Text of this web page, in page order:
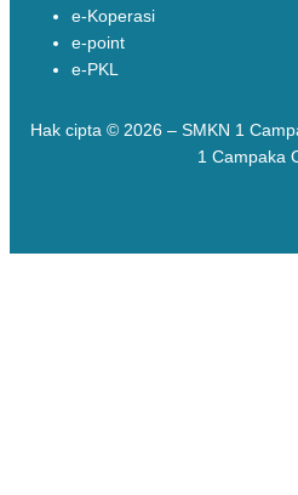
e-Koperasi
e-point
e-PKL
Hak cipta © 2026 – SMKN 1
1 Campaka